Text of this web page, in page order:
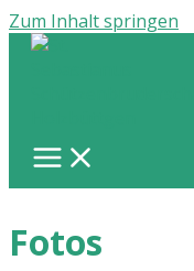
Zum Inhalt springen
Fotos